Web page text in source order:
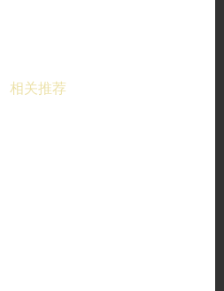
相关推荐